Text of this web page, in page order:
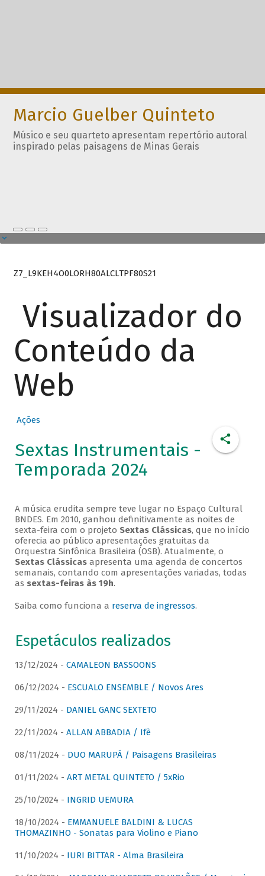
Marcio Guelber Quinteto
Músico e seu quarteto apresentam repertório autoral
inspirado pelas paisagens de Minas Gerais
Z7_L9KEH4O0LORH80ALCLTPF80S21
Visualizador do
Conteúdo da
Web
Ações
Sextas Instrumentais -
Temporada 2024
A música erudita sempre teve lugar no Espaço Cultural
BNDES. Em 2010, ganhou definitivamente as noites de
sexta-feira com o projeto Sextas Clássicas, que no início
oferecia ao público apresentações gratuitas da
Orquestra Sinfônica Brasileira (OSB). Atualmente, o
Sextas Clássicasapresenta uma agenda de concertos
semanais, contando com apresentações variadas, todas
as sextas-feiras às 19h.
Saiba como funciona a reserva de ingressos.
Espetáculos realizados
13/12/2024 - CAMALEON BASSOONS
06/12/2024 - ESCUALO ENSEMBLE / Novos Ares
29/11/2024 - DANIEL GANC SEXTETO
22/11/2024 - ALLAN ABBADIA / Ifè
08/11/2024 - DUO MARUPÁ / Paisagens Brasileiras
01/11/2024 - ART METAL QUINTETO / 5xRio
25/10/2024 - INGRID UEMURA
18/10/2024 - EMMANUELE BALDINI & LUCAS
THOMAZINHO - Sonatas para Violino e Piano
11/10/2024 - IURI BITTAR - Alma Brasileira